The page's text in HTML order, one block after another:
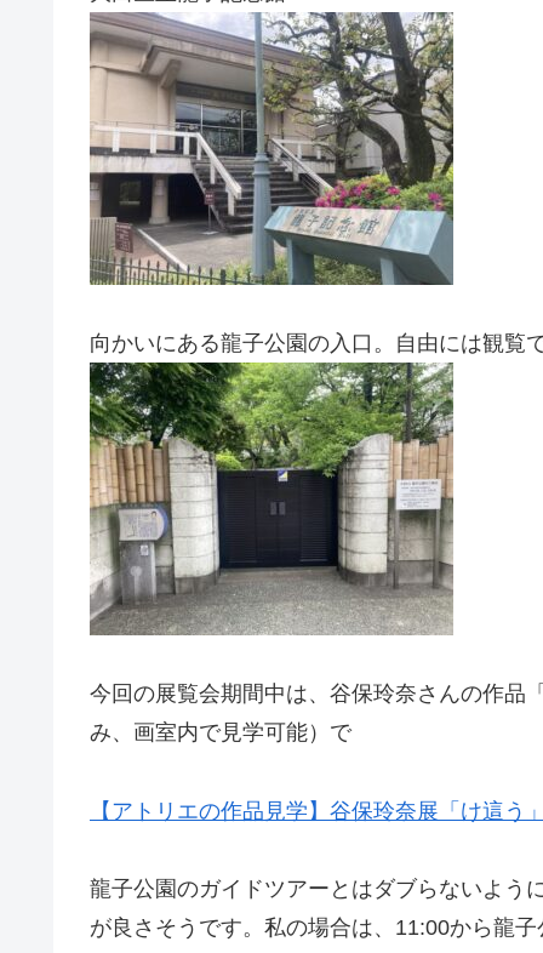
向かいにある龍子公園の入口。自由には観覧
今回の展覧会期間中は、谷保玲奈さんの作品
み、画室内で見学可能）で
【アトリエの作品見学】谷保玲奈展「け這う
龍子公園のガイドツアーとはダブらないよう
が良さそうです。私の場合は、11:00から龍